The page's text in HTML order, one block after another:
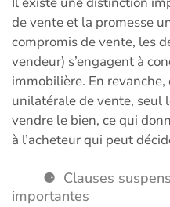
de vente et la promesse
compromis de vente, les
vendeur) s’engagent à
immobilière. En
unilatérale de vente, seul
vendre le bien, ce qui
à l’acheteur qui peut
Clauses
importantes